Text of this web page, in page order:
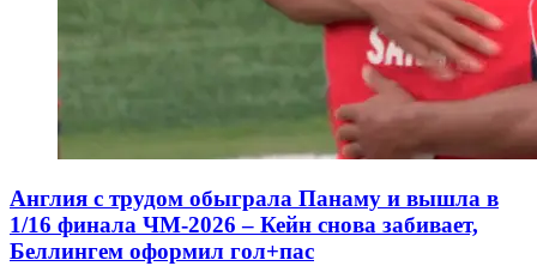
Англия с трудом обыграла Панаму и вышла в
1/16 финала ЧМ-2026 – Кейн снова забивает,
Беллингем оформил гол+пас